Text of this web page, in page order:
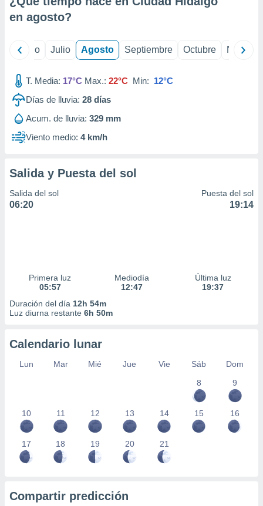
e
publicidad
publicidad
de
en agosto?
Junio Julio Agosto Septiembre Octubre
T. Media: 17°C Max.: 22°C Min: 12°C
Días de lluvia: 28 días
Acum. de lluvia: 329 mm
Viento medio: 4 km/h
Salida y Puesta del sol
Salida del sol
06:20
Puesta del sol
19:14
Primera luz
05:57
Mediodía
12:47
Última luz
19:37
Duración del día 12h 54m
Luz diurna restante 6h 50m
Calendario lunar
Lun Mar Mié Jue Vie Sáb
Dom
8
9
10 11 12 13 14 15 16
17 18 19 20 21
Compartir predicción